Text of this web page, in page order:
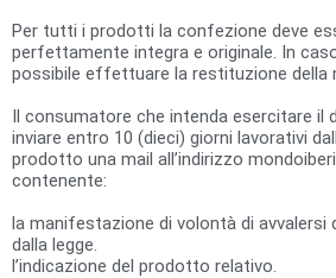
Per tutti i prodotti la confezione deve
perfettamente integra e originale. In
possibile effettuare la restituzione della
Il consumatore che intenda esercitare il
inviare entro 10 (dieci) giorni lavorativi
prodotto una mail all’indirizzo
contenente:
la manifestazione di volontà di avvalersi
dalla legge.
l’indicazione del prodotto relativo.